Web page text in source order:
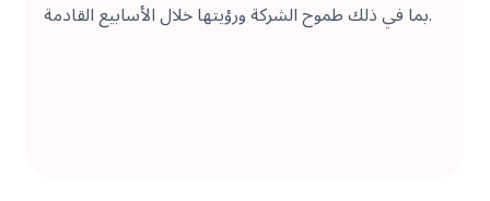
بما في ذلك طموح الشركة ورؤيتها خلال الأسابيع القادمة.